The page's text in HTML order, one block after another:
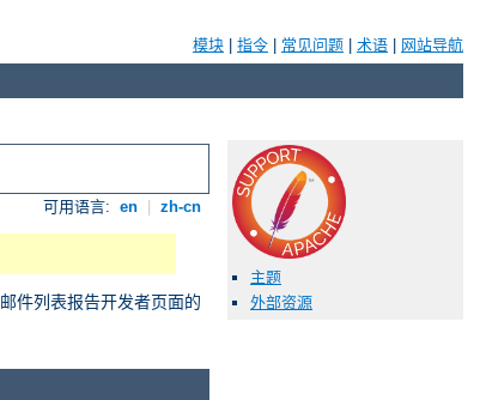
模块 指令 常见问题 术语 网站导航
可用语言: en zh-cn
邮件列表报告开发者页面的
主题
外部资源